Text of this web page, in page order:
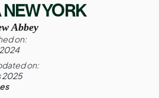
YORK
Abbey
on:
2024
on:
2025